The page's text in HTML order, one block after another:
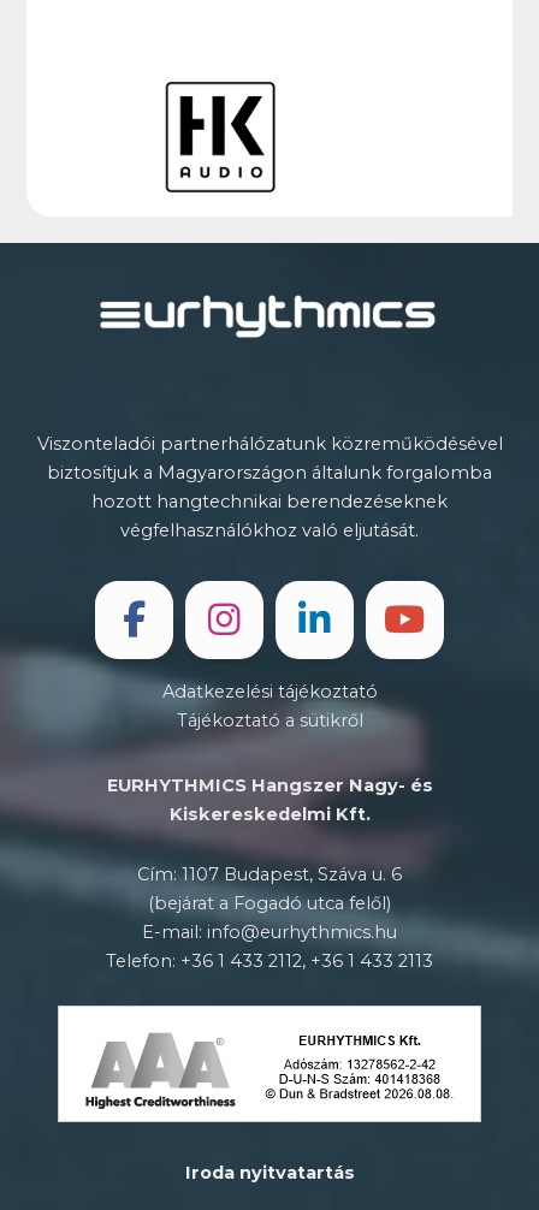
Viszonteladói partnerhálózatunk közreműködésével
biztosítjuk a Magyarországon általunk forgalomba
hozott hangtechnikai berendezéseknek
végfelhasználókhoz való eljutását.
Adatkezelési tájékoztató
Tájékoztató a sütikről
EURHYTHMICS Hangszer Nagy- és
Kiskereskedelmi Kft.
Cím: 1107 Budapest, Száva u. 6
(bejárat a Fogadó utca felől)
E-mail: info@eurhythmics.hu
Telefon: +36 1 433 2112, +36 1 433 2113
Iroda nyitvatartás